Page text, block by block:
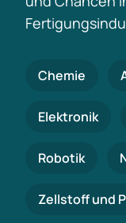
Chemie
Elektronik
Robotik
Zellstoff und